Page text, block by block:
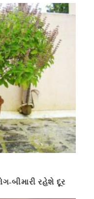
બીમારી રહેશે દૂર